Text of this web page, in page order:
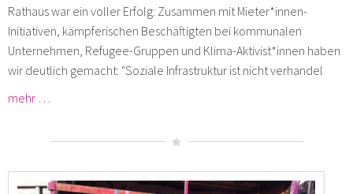
Rathaus war ein voller Erfolg: Zusammen mit Mieter*innen-
Initiativen, kämpferischen Beschäftigten bei kommunalen
Unternehmen, Refugee-Gruppen und Klima-Aktivist*innen haben
wir deutlich gemacht: "Soziale Infrastruktur ist nicht verhandel
mehr …